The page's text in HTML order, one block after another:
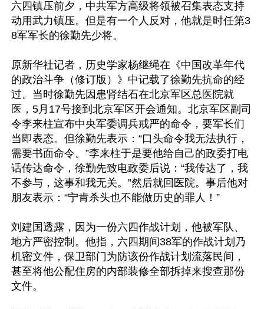
六四镇压前夕，中共军方高级将领被召集表态支持
动用武力镇压。但是有一个人反对，他就是时任第3
8军军长的徐勤先少将。
原新华社记者，历史学家杨继绳在《中国改革年代
的政治斗争（修订版）》中记载了徐勤先抗命的经
过。当时徐勤先因患肾结石在北京军区总医院就
医，5月17号接到北京军区开会通知。北京军区副司
令李来柱宣布中央军委调兵戒严的命令，要军长们
当即表态。但徐勤先表示：“口头命令我无法执行，
需要书面命令。”李来柱于是要他给自己的政委打电
话传达命令，徐勤先致电政委后说：“我传达了，我
不参与，这事和我无关。”然后就回医院。事后他对
朋友表示：“宁肯杀头也不能做历史的罪人！”
刘建国透露，因为一份六四作战计划，他被军队、
地方严密控制。他指，六四期间38军的作战计划乃
机密文件，保卫部门为防该份作战计划流落民间，
甚至将他公配住房的内部装修全部拆掉来搜查那份
文件。